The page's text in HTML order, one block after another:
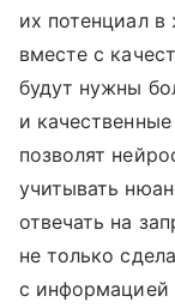
их потенциал в
вместе с
будут нужны
и
позволят
учитывать
отвечать на
не только
с информацией